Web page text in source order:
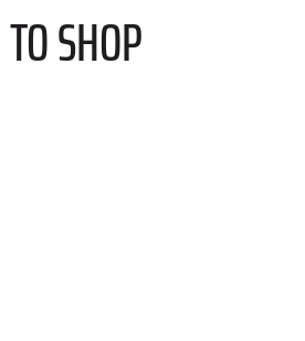
SHOP